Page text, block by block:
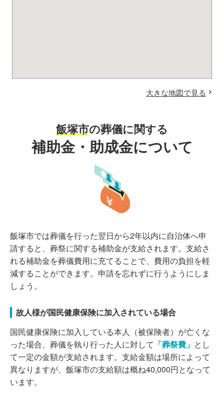
大きな地図で見る
飯塚市の葬儀に関する
補助金・助成金について
飯塚市では葬儀を行った翌日から2年以内に自治体へ申
請すると、葬祭に関する補助金が支給されます。支給さ
れる補助金を葬儀費用に充てることで、費用の負担を軽
減することができます。申請を忘れずに行うようにしま
しょう。
故人様が国民健康保険に加入されている場合
国民健康保険に加入している本人（被保険者）が亡くな
った場合、葬儀を執り行った人に対して 「葬祭費」 とし
て一定の金額が支給されます。支給金額は場所によって
異なりますが、飯塚市の支給額は概ね40,000円となって
います。